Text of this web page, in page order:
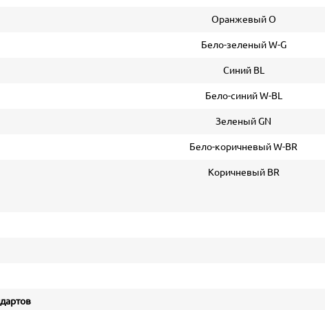
Оранжевый O
Бело-зеленый W-G
Синий BL
Бело-синий W-BL
Зеленый GN
Бело-коричневый W-BR
Коричневый BR